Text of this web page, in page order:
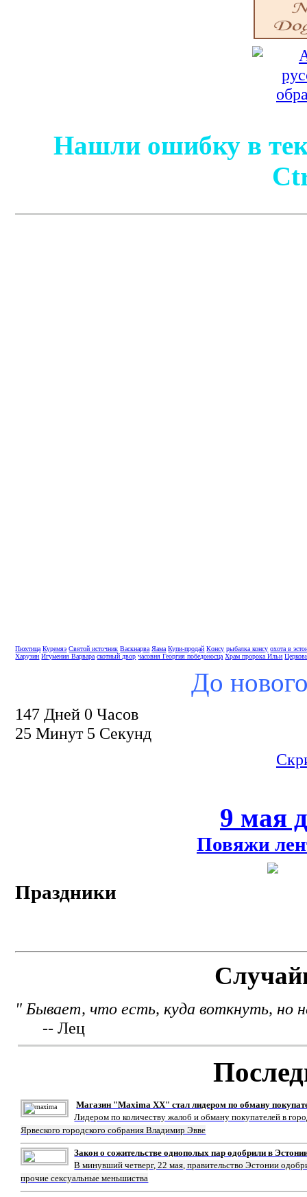
Нашли ошибку в
Пюхтица Куремяэ Святой источник Васкнарва Яама Купи-продай Консу рыбалка консу охота в
Харузин Игумения Варвара скотный двор часовня Георгия победоносца Храм пророка Ильи
До
147 Дней 0 Часов
25 Минут 4 Секунд
9 мая
Повяжи
Праздники
" Бывает, что есть, куда воткнуть, но
-- Лец
Магазин "Maxima XX" стал лидером по обману
Лидером по количеству жалоб и обману покупателей в
Ярвеского городского собрания Владимир Эвве
Закон о сожительстве однополых пар одобрили в
В минувший четверг, 22 мая, правительство Эстонии
прочие сексуальные меньшиства